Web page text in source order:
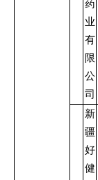
药
业
有
限
公
司
新
疆
好
健